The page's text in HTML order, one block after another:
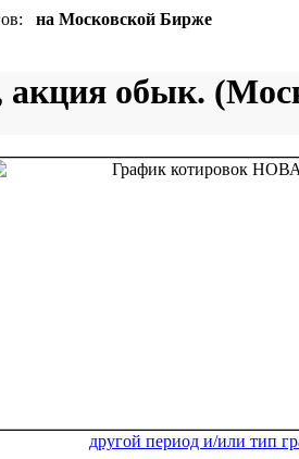
на Московской Бирже
обык.
другой период и/или тип